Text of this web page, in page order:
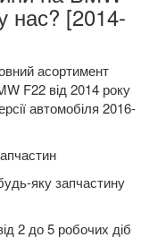
нас? [2014-
асортимент
F22 від 2014 року
автомобіля 2016-
яку запчастину
2 до 5 робочих діб